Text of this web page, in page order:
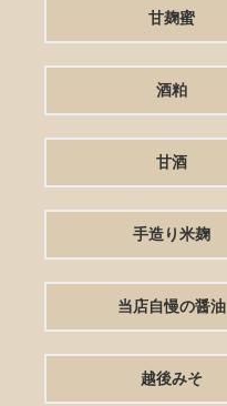
甘麹蜜
酒粕
甘酒
手造り米麹
当店自慢の醤油
越後みそ